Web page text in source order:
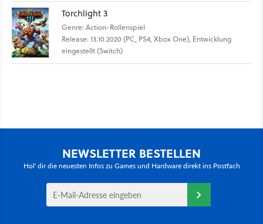
Torchlight 3
Genre: Action-Rollenspiel
Release: 13.10.2020 (PC, PS4, Xbox One), Entwicklung
eingestellt (Switch)
NEWSLETTER BESTELLEN
Hol' dir die neuesten Infos zu Games und Hardware direkt ins Postfach